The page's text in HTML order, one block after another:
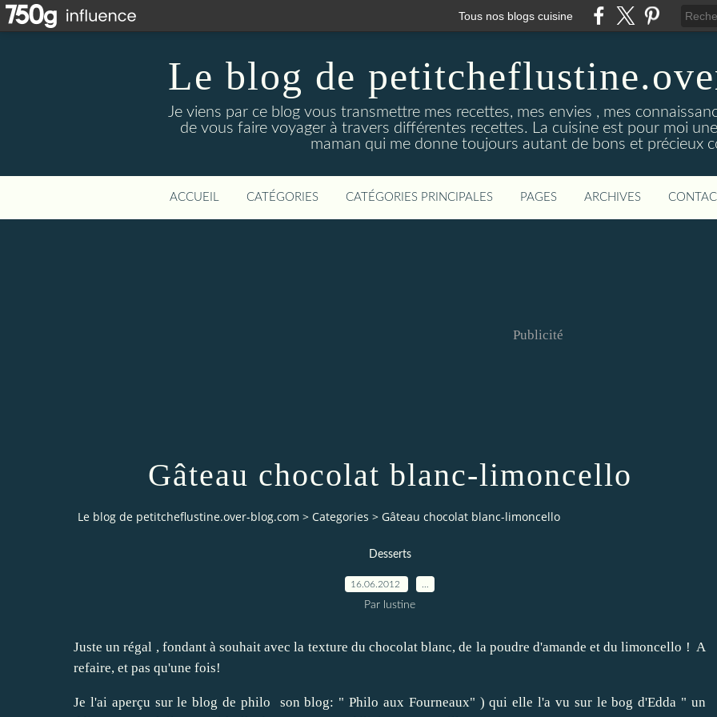
Tous nos blogs cuisine
Le blog de
Je viens par ce blog vous transmettre mes recettes, mes envies , mes
de vous faire voyager à travers différentes recettes. La cuisine est pour moi
maman qui me donne toujours autant de bons et précieux
ACCUEIL CATÉGORIES CATÉGORIES PRINCIPALES PAGES ARCHIVES
Publicité
Gâteau chocolat blanc-limoncello
Le blog de petitcheflustine.over-blog.com > Categories > Gâteau chocolat blanc-limoncello
Desserts
16.06.2012
Par lustine
Juste un régal , fondant à souhait avec la texture du chocolat blanc, de la poudre d'amande et du limoncello ! A
refaire, et pas qu'une fois!
Je l'ai aperçu sur le blog de philo son blog: " Philo aux Fourneaux" ) qui elle l'a vu sur le bog d'Edda " un